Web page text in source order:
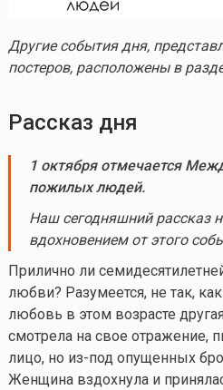
Другие события дня,
постеров, расположены в
Рассказ дня
1 октября отмечается
пожилых людей.
Наш сегодняшний рассказ
вдохновением от этого
Прилично ли
любви? Разумеется, не так,
любовь в этом возрасте
смотрела на свое отражение,
лицо, но из-под опущенных
Женщина вздохнула и